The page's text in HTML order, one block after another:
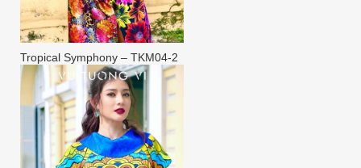
Tropical Symphony – TKM04-2